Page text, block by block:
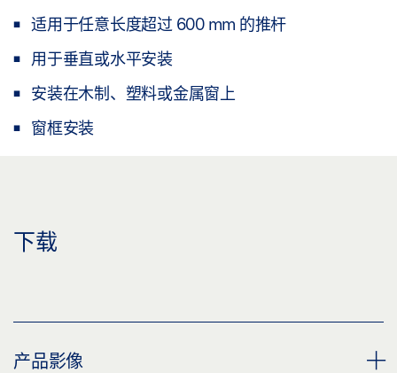
适用于任意长度超过 600 mm 的推杆
用于垂直或水平安装
安装在木制、塑料或金属窗上
窗框安装
下载
产品影像